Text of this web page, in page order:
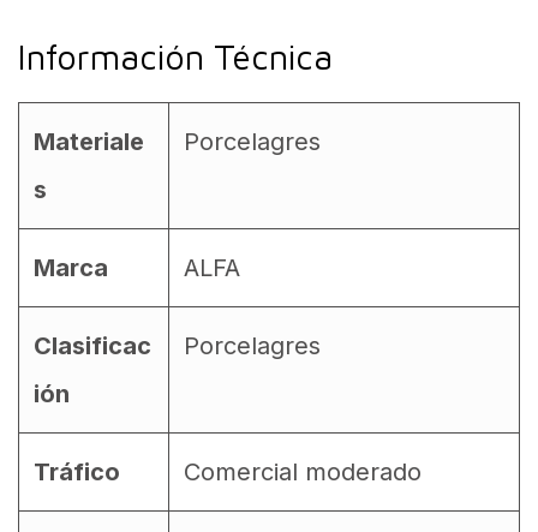
Información Técnica
Materiale
s
Porcelagres
Marca ALFA
Clasificac
ión
Porcelagres
Tráfico Comercial moderado